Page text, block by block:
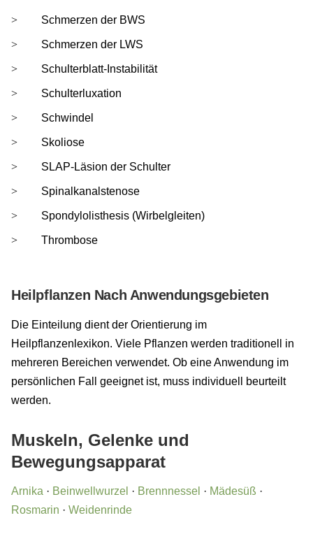
Schmerzen der BWS
Schmerzen der LWS
Schulterblatt-Instabilität
Schulterluxation
Schwindel
Skoliose
SLAP-Läsion der Schulter
Spinalkanalstenose
Spondylolisthesis (Wirbelgleiten)
Thrombose
Heilpflanzen Nach Anwendungsgebieten
Die Einteilung dient der Orientierung im
Heilpflanzenlexikon. Viele Pflanzen werden traditionell in
mehreren Bereichen verwendet. Ob eine Anwendung im
persönlichen Fall geeignet ist, muss individuell beurteilt
werden.
Muskeln, Gelenke und
Bewegungsapparat
Arnika · Beinwellwurzel · Brennnessel · Mädesüß ·
Rosmarin · Weidenrinde